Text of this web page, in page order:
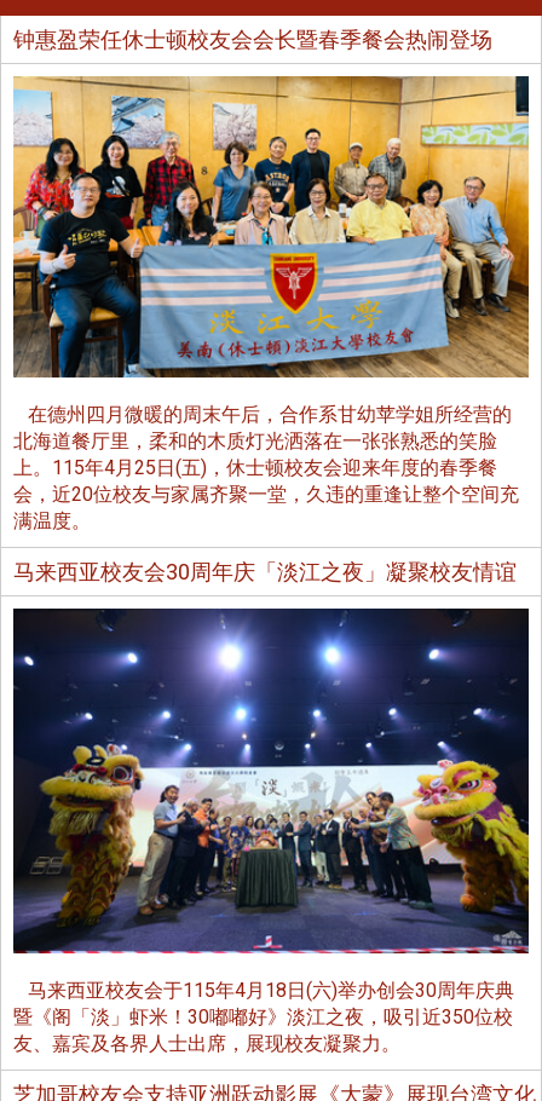
钟惠盈荣任休士顿校友会会长暨春季餐会热闹登场
在德州四月微暖的周末午后，合作系甘幼苹学姐所经营的
北海道餐厅里，柔和的木质灯光洒落在一张张熟悉的笑脸
上。115年4月25日(五)，休士顿校友会迎来年度的春季餐
会，近20位校友与家属齐聚一堂，久违的重逢让整个空间充
满温度。
马来西亚校友会30周年庆「淡江之夜」凝聚校友情谊
马来西亚校友会于115年4月18日(六)举办创会30周年庆典
暨《阁「淡」虾米！30嘟嘟好》淡江之夜，吸引近350位校
友、嘉宾及各界人士出席，展现校友凝聚力。
芝加哥校友会支持亚洲跃动影展《大蒙》展现台湾文化